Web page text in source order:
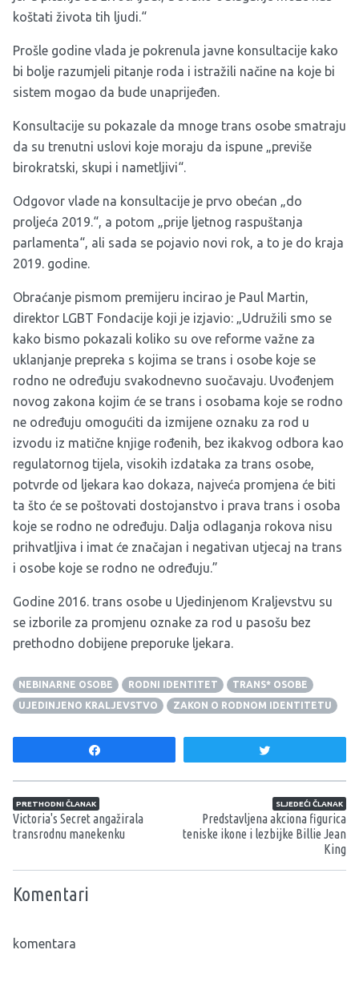
koštati života tih ljudi.“
Prošle godine vlada je pokrenula javne konsultacije kako
bi bolje razumjeli pitanje roda i istražili načine na koje bi
sistem mogao da bude unaprijeđen.
Konsultacije su pokazale da mnoge trans osobe smatraju
da su trenutni uslovi koje moraju da ispune „previše
birokratski, skupi i nametljivi“.
Odgovor vlade na konsultacije je prvo obećan „do
proljeća 2019.“, a potom „prije ljetnog raspuštanja
parlamenta“, ali sada se pojavio novi rok, a to je do kraja
2019. godine.
Obraćanje pismom premijeru incirao je Paul Martin,
direktor LGBT Fondacije koji je izjavio: „Udružili smo se
kako bismo pokazali koliko su ove reforme važne za
uklanjanje prepreka s kojima se trans i osobe koje se
rodno ne određuju svakodnevno suočavaju. Uvođenjem
novog zakona kojim će se trans i osobama koje se rodno
ne određuju omogućiti da izmijene oznaku za rod u
izvodu iz matične knjige rođenih, bez ikakvog odbora kao
regulatornog tijela, visokih izdataka za trans osobe,
potvrde od ljekara kao dokaza, najveća promjena će biti
ta što će se poštovati dostojanstvo i prava trans i osoba
koje se rodno ne određuju. Dalja odlaganja rokova nisu
prihvatljiva i imat će značajan i negativan utjecaj na trans
i osobe koje se rodno ne određuju.”
Godine 2016. trans osobe u Ujedinjenom Kraljevstvu su
se izborile za promjenu oznake za rod u pasošu bez
prethodno dobijene preporuke ljekara.
NEBINARNE OSOBE RODNI IDENTITET
TRANS* OSOBE
UJEDINJENO KRALJEVSTVO
ZAKON O RODNOM IDENTITETU
Navigacija članaka
PRETHODNI ČLANAK
Victoria's Secret angažirala
transrodnu manekenku
SLJEDEĆI ČLANAK
Predstavljena akciona figurica
teniske ikone i lezbijke Billie Jean
King
Komentari
komentara